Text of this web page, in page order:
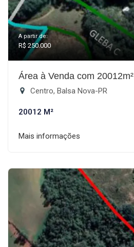
A partir de:
R$ 250.000
Área à Venda com 20012m²
Centro, Balsa Nova-PR
20012 M²
Mais informações